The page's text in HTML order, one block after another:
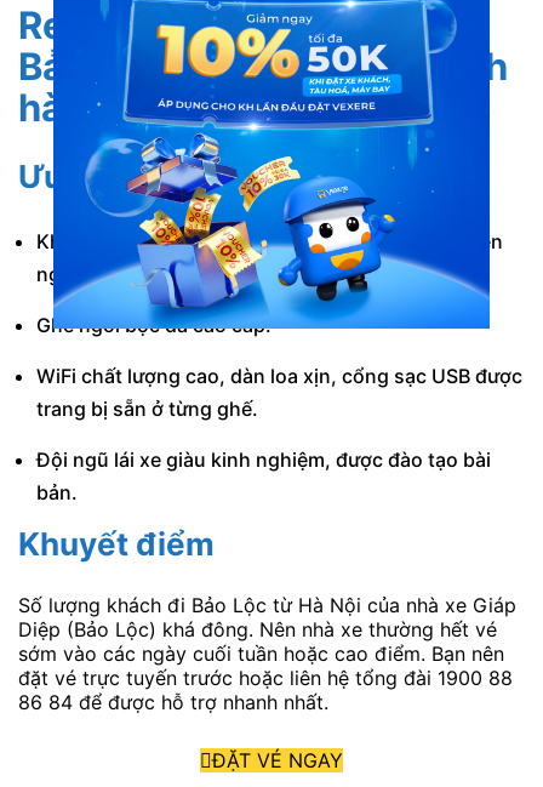
Review nhà xe Giáp Diệp
Bảo Lộc – Sài Gòn từ khách
hàng
Ưu điểm
Không gian xe rộng rãi. Đảm bảo sự thoải mái, tiện
nghi cho hành khách.
Ghế ngồi bọc da cao cấp.
WiFi chất lượng cao, dàn loa xịn, cổng sạc USB được
trang bị sẵn ở từng ghế.
Đội ngũ lái xe giàu kinh nghiệm, được đào tạo bài
bản.
Khuyết điểm
Số lượng khách đi Bảo Lộc từ Hà Nội của nhà xe Giáp
Diệp (Bảo Lộc) khá đông. Nên nhà xe thường hết vé
sớm vào các ngày cuối tuần hoặc cao điểm. Bạn nên
đặt vé trực tuyến trước hoặc liên hệ tổng đài 1900 88
86 84 để được hỗ trợ nhanh nhất.
ĐẶT VÉ NGAY